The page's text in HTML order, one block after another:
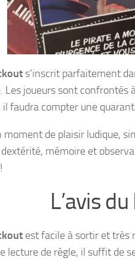
s’inscrit parfaitement
Les joueurs sont confrontés
il faudra compter une
de plaisir ludique,
mémoire et
L’avis
est facile à sortir et très
lecture de règle, il suffit de